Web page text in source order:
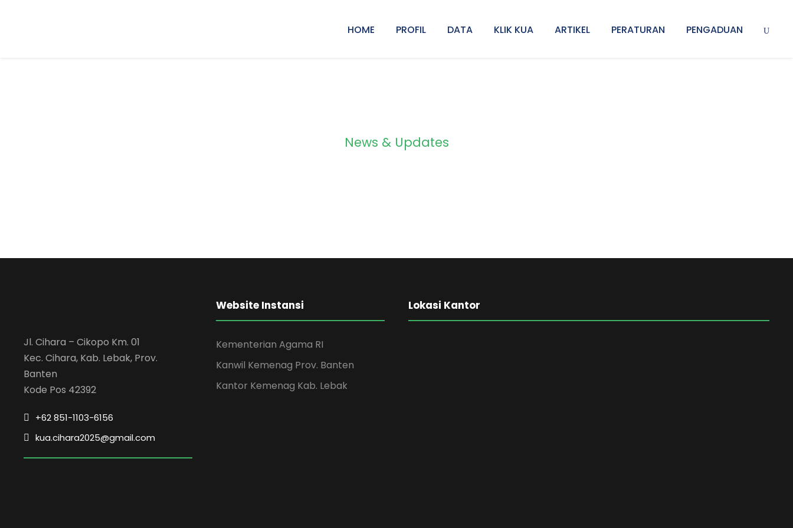
HOME PROFIL DATA KLIK KUA ARTIKEL PERATURAN PENGADUAN
News & Updates
Jl. Cihara – Cikopo Km. 01
Kec. Cihara, Kab. Lebak, Prov.
Banten
Kode Pos 42392
+62 851-1103-6156
kua.cihara2025@gmail.com
Website Instansi
Kementerian Agama RI
Kanwil Kemenag Prov. Banten
Kantor Kemenag Kab. Lebak
Lokasi Kantor